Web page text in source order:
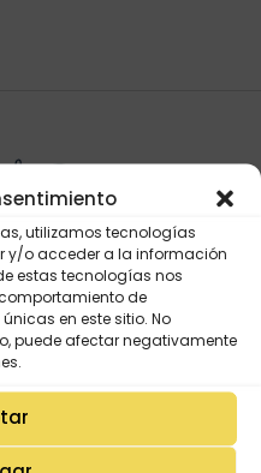
utilizamos tecnologías
y/o acceder a la información
estas tecnologías nos
de
en este sitio. No
puede afectar negativamente